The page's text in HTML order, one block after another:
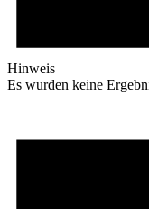
Hinweis
Es wurden keine